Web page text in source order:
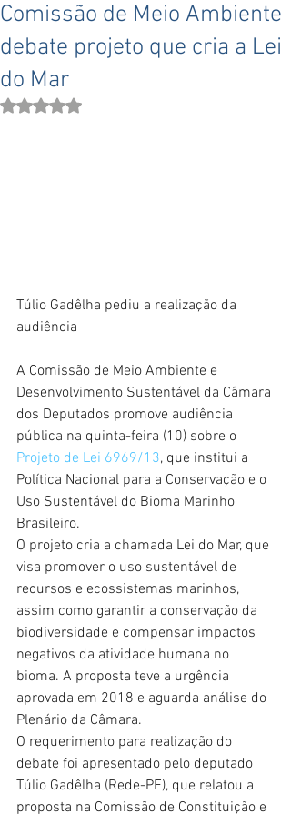
Comissão de Meio Ambiente
debate projeto que cria a Lei
do Mar
Avaliado com NaN de 5 estrelas.
Túlio Gadêlha pediu a realização da
audiência
A Comissão de Meio Ambiente e
Desenvolvimento Sustentável da Câmara
dos Deputados promove audiência
pública na quinta-feira (10) sobre o
Projeto de Lei 6969/13, que institui a
Política Nacional para a Conservação e o
Uso Sustentável do Bioma Marinho
Brasileiro.
O projeto cria a chamada Lei do Mar, que
visa promover o uso sustentável de
recursos e ecossistemas marinhos,
assim como garantir a conservação da
biodiversidade e compensar impactos
negativos da atividade humana no
bioma. A proposta teve a urgência
aprovada em 2018 e aguarda análise do
Plenário da Câmara.
O requerimento para realização do
debate foi apresentado pelo deputado
Túlio Gadêlha (Rede-PE), que relatou a
proposta na Comissão de Constituição e